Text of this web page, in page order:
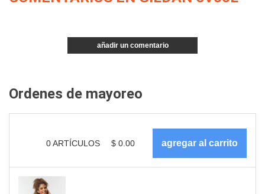
añadir un comentario
Ordenes de mayoreo
0ARTÍCULOS $ 0.00